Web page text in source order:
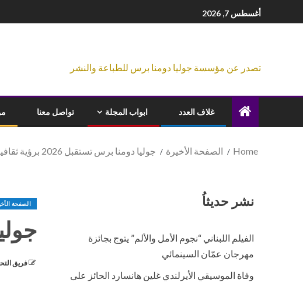
أغسطس 7, 2026
تصدر عن مؤسسة جوليا دومنا برس للطباعة والنشر
غلاف العدد ابواب المجلة تواصل معنا
Home الصفحة الأخيرة جوليا دومنا برس تستقبل 2026 برؤية ثقافية متجددة
الصفحة
جوليا
فريق
نشر حديثاُ
الفيلم اللبناني “نجوم الأمل والألم” يتوج بجائزة
مهرجان عمّان السينمائي
وفاة الموسيقي الأيرلندي غلين هانسارد الحائز على